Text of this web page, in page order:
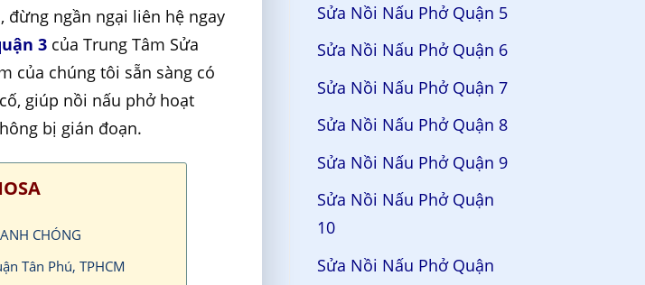
đừng ngần ngại liên hệ ngay
3 của Trung Tâm Sửa
của chúng tôi sẵn sàng có
giúp nồi nấu phở hoạt
bị gián đoạn.
CHÓNG
Tân Phú, TPHCM
Sửa Nồi Nấu Phở Quận 5
Sửa Nồi Nấu Phở Quận 6
Sửa Nồi Nấu Phở Quận 7
Sửa Nồi Nấu Phở Quận 8
Sửa Nồi Nấu Phở Quận 9
Sửa Nồi Nấu Phở Quận
10
Sửa Nồi Nấu Phở Quận